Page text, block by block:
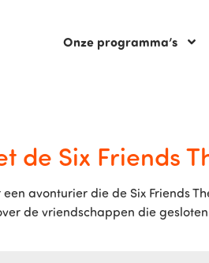
Onze programma’s
de Six Friends
avonturier die de Six Friends
de vriendschappen die